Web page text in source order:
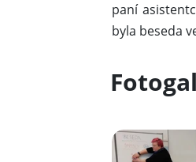
paní
byla beseda